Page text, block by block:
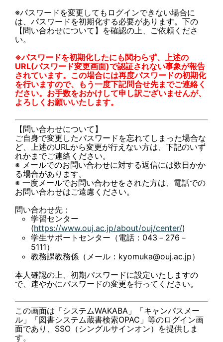
※パスワードを変更してもログインできない場合に
は、パスワードを初期化する必要があります。下の
【問い合わせについて】を確認の上、ご依頼くださ
い。
※パスワードを初期化したにも関わらず、上述の
URL(パスワード変更画面)で認証されない事象が報告
されています。この場合には再度パスワードの初期化
を行いますので、もう一度下記問合せ先までご連絡く
ださい。お手数をおかけして申し訳ございませんが、
よろしくお願いいたします。
【問い合わせについて】
ご自身で変更したパスワードを忘れてしまった場合な
ど、上述のURLから変更が行えない方は、下記のいず
れかまでご連絡ください。
※ メールでのお問い合わせに対する返信には数日かか
る場合があります。
※ 一度メールでお問い合わせをされた方は、電話での
お問い合わせはご遠慮ください。
問い合わせ先：
学習センター
(https://www.ouj.ac.jp/about/ouj/center/)
学生サポートセンター（電話：043－276－
5111）
教務課教務係（メール：kyomuka@ouj.ac.jp）
本人確認の上、初期パスワードに設定いたしますの
で、速やかにパスワードの変更を行ってください。
この画面は「システムWAKABA」「キャンパスメー
ル」「図書システム蔵書検索OPAC」等のログイン画
面であり、SSO（シングルサインオン）を提供しま
す。